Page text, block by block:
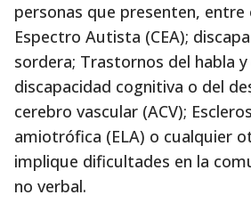
personas que presenten, entre
Espectro Autista (CEA);
sordera; Trastornos del habla
discapacidad cognitiva o del
cerebro vascular (ACV);
amiotrófica (ELA) o cualquier
implique dificultades en la
no verbal.